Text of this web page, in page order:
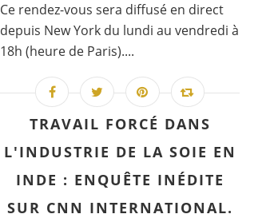
Ce rendez-vous sera diffusé en direct
depuis New York du lundi au vendredi à
18h (heure de Paris)....
TRAVAIL FORCÉ DANS
L'INDUSTRIE DE LA SOIE EN
INDE : ENQUÊTE INÉDITE
SUR CNN INTERNATIONAL.